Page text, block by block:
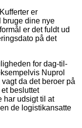
er
bruge dine nye
er det fuldt ud
på det
for dag-til-
Nuprol
da det beroer på
besluttet
har udsigt til at
de logistikansatte